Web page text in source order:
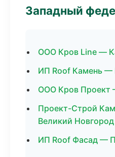
Западный
ООО Кров Line —
ИП Roof Камень —
ООО Кров Проект
Проект-Строй
Великий Новгород
ИП Roof Фасад —